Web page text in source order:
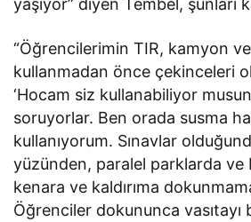
yaşıyor” diyen Tembel, şunları
“Öğrencilerimin TIR, kamyon
kullanmadan önce çekinceleri
‘Hocam siz kullanabiliyor
soruyorlar. Ben orada susma
kullanıyorum. Sınavlar
yüzünden, paralel parklarda ve
kenara ve kaldırıma
Öğrenciler dokununca vasıtayı